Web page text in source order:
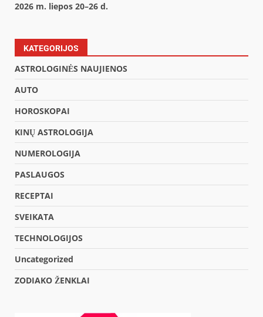
2026 m. liepos 20–26 d.
KATEGORIJOS
ASTROLOGINĖS NAUJIENOS
AUTO
HOROSKOPAI
KINŲ ASTROLOGIJA
NUMEROLOGIJA
PASLAUGOS
RECEPTAI
SVEIKATA
TECHNOLOGIJOS
Uncategorized
ZODIAKO ŽENKLAI